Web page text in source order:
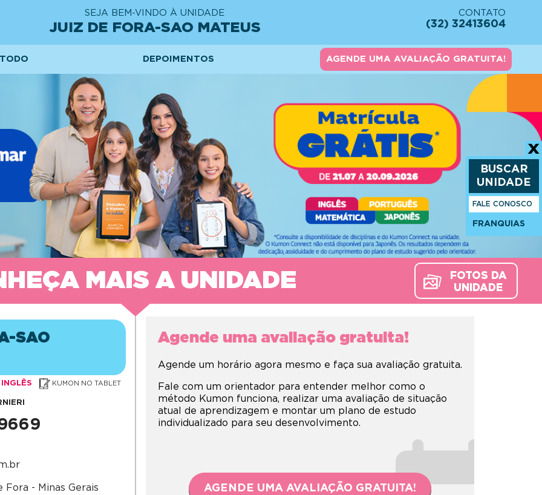
SEJA BEM-VINDO À UNIDADE
JUIZ DE FORA-SAO MATEUS
CONTATO
(32) 32413604
DEPOIMENTOS AGENDE UMA AVALIAÇÃO GRATUITA!
MAIS A UNIDADE
FOTOS DA
UNIDADE
SAO
INGLÊS KUMON NO TABLET
Fora - Minas Gerais
Agende uma avaliação gratuita!
Agende um horário agora mesmo e faça sua avaliação gratuita.
Fale com um orientador para entender melhor como o
método Kumon funciona, realizar uma avaliação de situação
atual de aprendizagem e montar um plano de estudo
individualizado para seu desenvolvimento.
AGENDE UMA AVALIAÇÃO GRATUITA!
BUSCAR
UNIDADE
FALE CONOSCO
FRANQUIAS